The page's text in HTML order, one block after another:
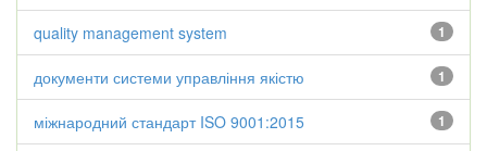
1
quality management system
1
документи системи управління якістю
1
міжнародний стандарт ISO 9001:2015